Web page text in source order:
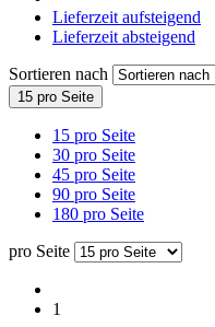
Lieferzeit aufsteigend
Lieferzeit absteigend
Sortieren nach
15 pro Seite
15 pro Seite
30 pro Seite
45 pro Seite
90 pro Seite
180 pro Seite
pro Seite
1